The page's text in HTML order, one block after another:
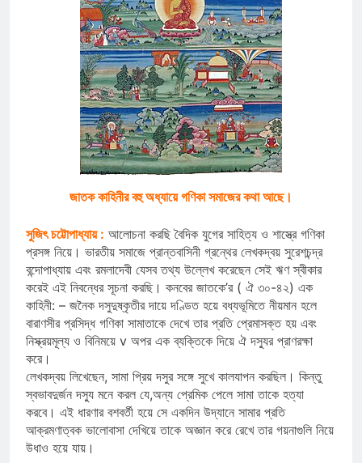
জাতক কাহিনীর বহু অধ্যায়ে গণিকা সমাজের কথা আছে।
সুজিৎ চট্টোপাধ্যায় : আলোচনা করছি বৈদিক যুগের সাহিত্য ও শাস্ত্রে গণিকা
প্রসঙ্গ নিয়ে। ভারতীয় সমাজে প্রান্তবাসিনী গ্রন্থের লেখকদ্বয় সুরেশচন্দ্র
বন্দোপাধ্যায় এবং রমলাদেবী যেসব তথ্য উল্লেখ করেছেন সেই ঋণ স্বীকার
করেই এই নিবন্ধের সূচনা করছি। কনবের জাতকে’র ( ঐ ৩০-৪২) এক
কাহিনী: – জনৈক দসুদুষ্কৃতীর দায়ে দণ্ডিত হয়ে বধ্যভূমিতে নীয়মান হলে
বারাণসীর প্রসিদ্ধ গণিকা সামাতাকে দেখে তার প্রতি প্রেমাসক্ত হয় এবং
নিস্ক্রয়মূল্য ও বিনিময়ে v অপর এক ব্যক্তিকে দিয়ে ঐ দস্যুর প্রাণরক্ষা
করে।
লেখকদ্বয় লিখেছেন, সামা প্রিয় দসুর সঙ্গে সুখে কালযাপন করছিল। কিন্তু
স্বভাবদুর্জন দস্যু মনে করল যে,অন্য প্রেমিক পেলে সামা তাকে হত্যা
করবে। এই ধারণার বশবর্তী হয়ে সে একদিন উদ্যানে সামার প্রতি
আক্রমণাত্বক ভালোবাসা দেখিয়ে তাকে অজ্ঞান করে রেখে তার গয়নাগুলি নিয়ে
উধাও হয়ে যায়।